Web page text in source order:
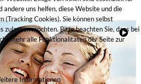
andere uns helfen, diese Website und die
(Tracking Cookies). Sie können selbst
zulassen möchten. Bitte beachten Sie, dass bei
mehr alle Funktionalitäten der Seite zur
Informationen